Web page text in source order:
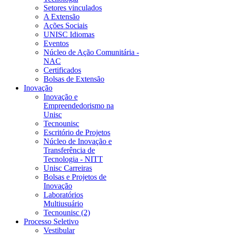
Setores vinculados
A Extensão
Ações Sociais
UNISC Idiomas
Eventos
Núcleo de Ação Comunitária -
NAC
Certificados
Bolsas de Extensão
Inovação
Inovação e
Empreendedorismo na
Unisc
Tecnounisc
Escritório de Projetos
Núcleo de Inovação e
Transferência de
Tecnologia - NITT
Unisc Carreiras
Bolsas e Projetos de
Inovação
Laboratórios
Multiusuário
Tecnounisc (2)
Processo Seletivo
Vestibular